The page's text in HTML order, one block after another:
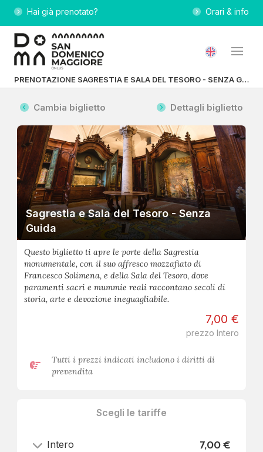
Hai già prenotato? Orari & info
PRENOTAZIONE SAGRESTIA E SALA DEL TESORO - SENZA GUIDA
Cambia biglietto Dettagli biglietto
Sagrestia e Sala del Tesoro - Senza
Guida
Questo biglietto ti apre le porte della Sagrestia
monumentale, con il suo affresco mozzafiato di
Francesco Solimena, e della Sala del Tesoro, dove
paramenti sacri e mummie reali raccontano secoli di
storia, arte e devozione ineguagliabile.
7,00 €
prezzo Intero
Tutti i prezzi indicati includono i diritti di
prevendita
Scegli le tariffe
Intero 7,00 €